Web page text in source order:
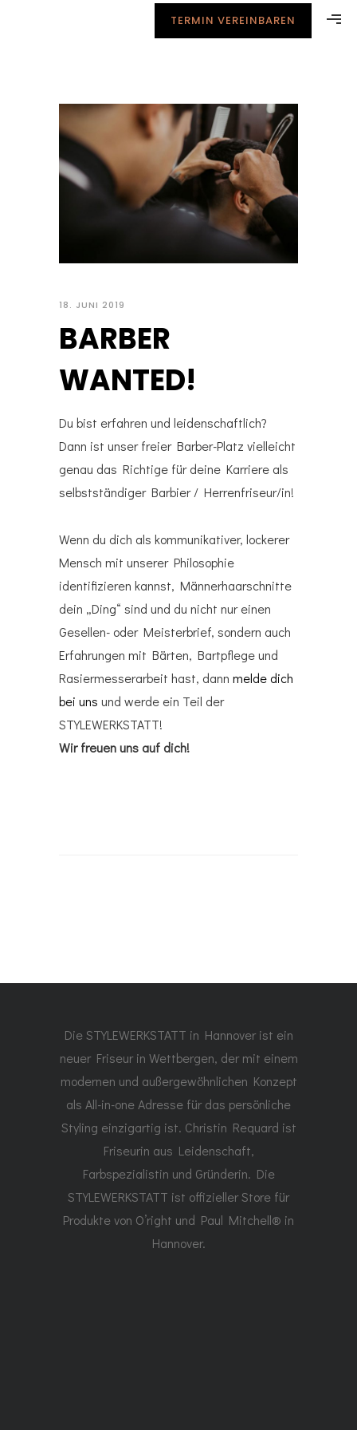
TERMIN VEREINBAREN
18. JUNI 2019
BARBER
WANTED!
Du bist erfahren und leidenschaftlich?
Dann ist unser freier Barber-Platz vielleicht
genau das Richtige für deine Karriere als
selbstständiger Barbier / Herrenfriseur/in!
Wenn du dich als kommunikativer, lockerer
Mensch mit unserer Philosophie
identifizieren kannst, Männerhaarschnitte
dein „Ding“ sind und du nicht nur einen
Gesellen- oder Meisterbrief, sondern auch
Erfahrungen mit Bärten, Bartpflege und
Rasiermesserarbeit hast, dann melde dich
bei uns und werde ein Teil der
STYLEWERKSTATT!
Wir freuen uns auf dich!
Die STYLEWERKSTATT in Hannover ist ein
neuer Friseur in Wettbergen, der mit einem
modernen und außergewöhnlichen Konzept
als All-in-one Adresse für das persönliche
Styling einzigartig ist. Christin Requard ist
Friseurin aus Leidenschaft,
Farbspezialistin und Gründerin. Die
STYLEWERKSTATT ist offizieller Store für
Produkte von O’right und Paul Mitchell® in
Hannover.